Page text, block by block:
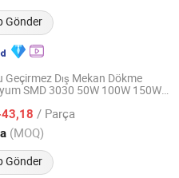
Gönder
Geçirmez Dış Mekan Dökme
SMD 3030 50W 100W 150W
/ Parça
(MOQ)
Gönder
Co., Ltd
Fiyat 2024